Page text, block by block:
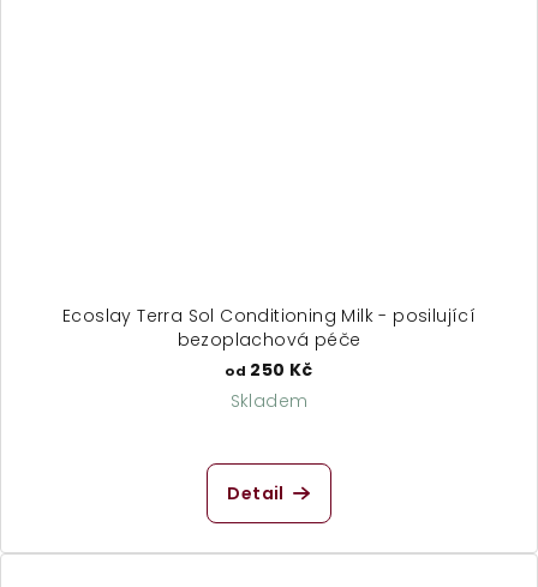
Ecoslay Terra Sol Conditioning Milk - posilující
bezoplachová péče
od 250 Kč
Skladem
Detail